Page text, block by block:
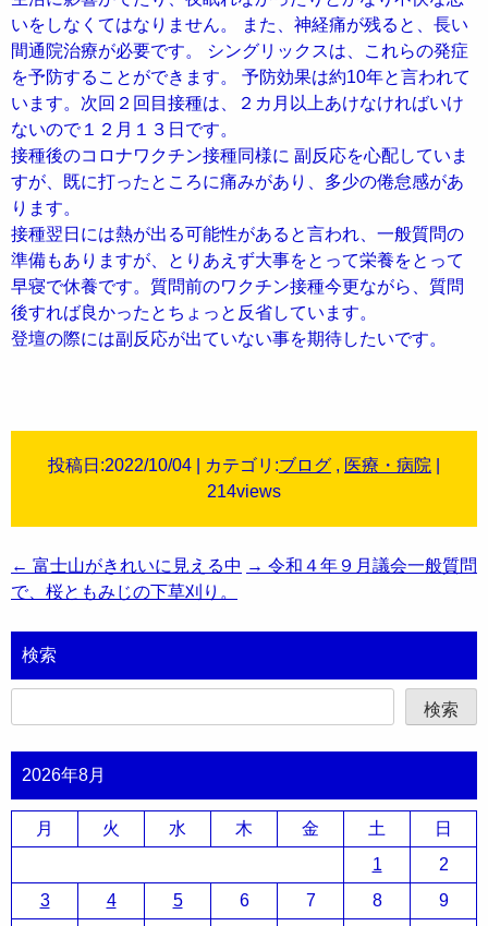
いをしなくてはなりません。 また、神経痛が残ると、長い
間通院治療が必要です。 シングリックスは、これらの発症
を予防することができます。 予防効果は約10年と言われて
います。次回２回目接種は、２カ月以上あけなければいけ
ないので１２月１３日です。
接種後のコロナワクチン接種同様に 副反応を心配していま
すが、既に打ったところに痛みがあり、多少の倦怠感があ
ります。
接種翌日には熱が出る可能性があると言われ、一般質問の
準備もありますが、とりあえず大事をとって栄養をとって
早寝で休養です。質問前のワクチン接種今更ながら、質問
後すれば良かったとちょっと反省しています。
登壇の際には副反応が出ていない事を期待したいです。
投稿日:2022/10/04 | カテゴリ:ブログ , 医療・病院
214views
投
稿
ナ
ゲ
ー
シ
ン
← 富士山がきれいに見える中
で、桜ともみじの下草刈り。
→ 令和４年９月議会一般質問
検索
検索
2026年8月
月 火 水 木 金 土
日
1
2
3
4 5 6 7 8
9